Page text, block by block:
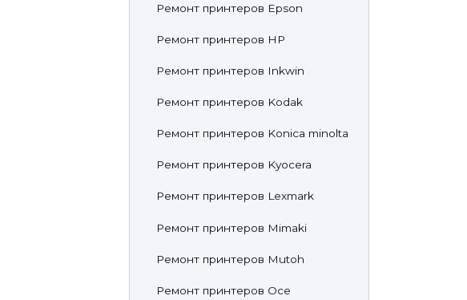
Ремонт принтеров Epson
Ремонт принтеров HP
Ремонт принтеров Inkwin
Ремонт принтеров Kodak
Ремонт принтеров Konica minolta
Ремонт принтеров Kyocera
Ремонт принтеров Lexmark
Ремонт принтеров Mimaki
Ремонт принтеров Mutoh
Ремонт принтеров Oce